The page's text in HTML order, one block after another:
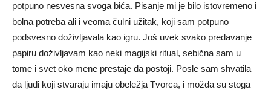
potpuno nesvesna svoga bića. Pisanje mi je bilo istovremeno i
bolna potreba ali i veoma čulni užitak, koji sam potpuno
podsvesno doživljavala kao igru. Još uvek svako predavanje
papiru doživljavam kao neki magijski ritual, sebična sam u
tome i svet oko mene prestaje da postoji. Posle sam shvatila
da ljudi koji stvaraju imaju obeležja Tvorca, i možda su stoga